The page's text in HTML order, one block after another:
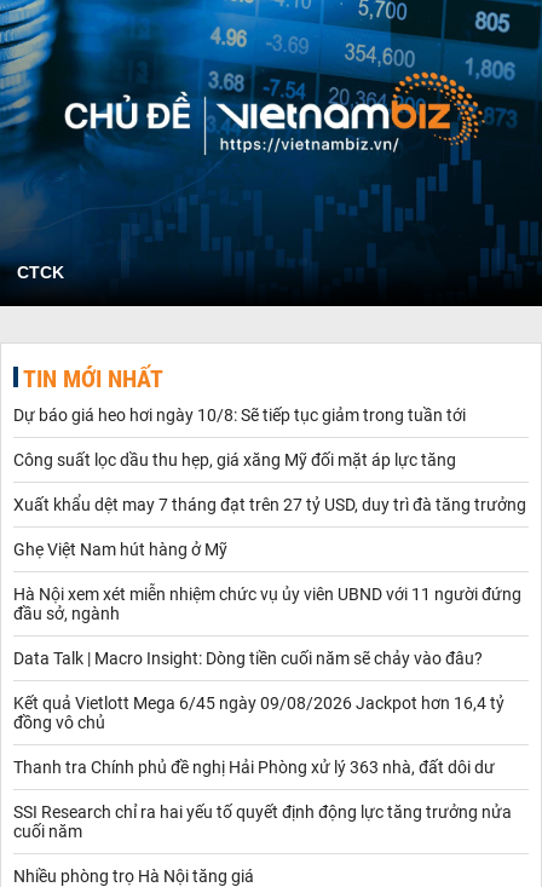
CTCK
TIN MỚI NHẤT
Dự báo giá heo hơi ngày 10/8: Sẽ tiếp tục giảm trong tuần tới
Công suất lọc dầu thu hẹp, giá xăng Mỹ đối mặt áp lực tăng
Xuất khẩu dệt may 7 tháng đạt trên 27 tỷ USD, duy trì đà tăng trưởng
Ghẹ Việt Nam hút hàng ở Mỹ
Hà Nội xem xét miễn nhiệm chức vụ ủy viên UBND với 11 người đứng
đầu sở, ngành
Data Talk | Macro Insight: Dòng tiền cuối năm sẽ chảy vào đâu?
Kết quả Vietlott Mega 6/45 ngày 09/08/2026 Jackpot hơn 16,4 tỷ
đồng vô chủ
Thanh tra Chính phủ đề nghị Hải Phòng xử lý 363 nhà, đất dôi dư
SSI Research chỉ ra hai yếu tố quyết định động lực tăng trưởng nửa
cuối năm
Nhiều phòng trọ Hà Nội tăng giá